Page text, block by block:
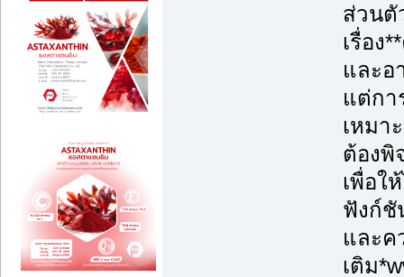
ส่วนตั
เรื่อง
และอ
แต่กา
เหมา
ต้องพิ
เพื่อใ
ฟังก์ชั
และค
เติม